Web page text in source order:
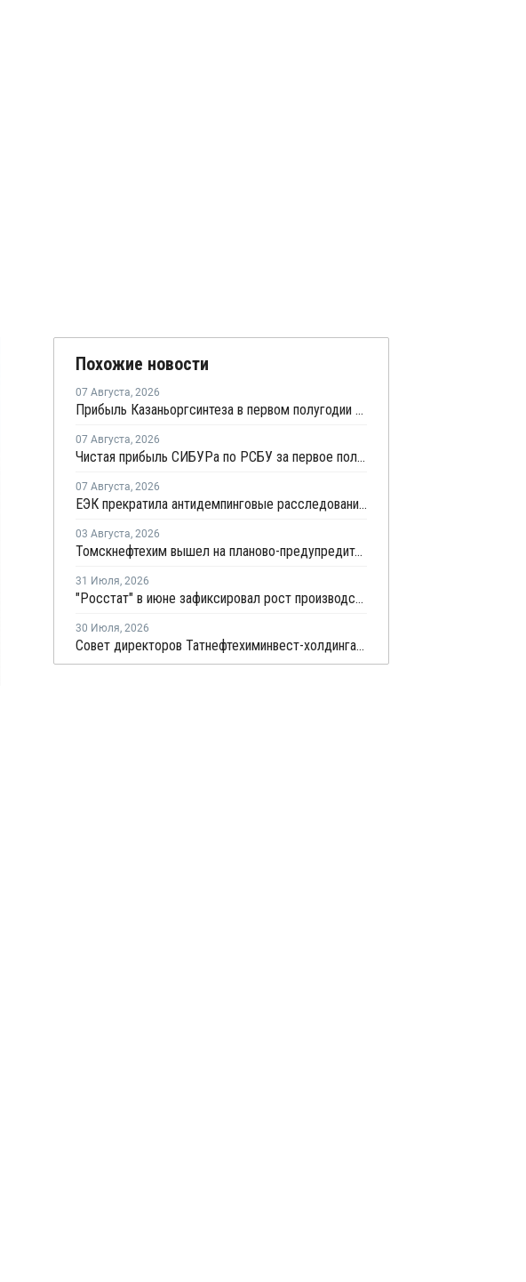
Похожие новости
07 Августа, 2026
Прибыль Казаньоргсинтеза в первом полугодии сократилась более чем в 2 раза
07 Августа, 2026
Чистая прибыль СИБУРа по РСБУ за первое полугодие сократилась в 3,6 раза
07 Августа, 2026
ЕЭК прекратила антидемпинговые расследования против ПЭ и ПП из Азербайджана и Туркменистана
03 Августа, 2026
Томскнефтехим вышел на планово-предупредительный ремонт
31 Июля, 2026
"Росстат" в июне зафиксировал рост производства в основных группах пластмасс
30 Июля, 2026
Совет директоров Татнефтехиминвест-холдинга рассмотрел инновационные решения для разных сфер экономики